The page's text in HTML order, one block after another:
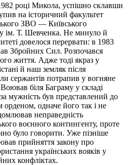
році Микола, успішно склавши
на історичний факультет
ЗВО — Київського
ім. Т. Шевченка. Не минуло й
довелося перервати: в 1983
Збройних Сил. Розпочався
життя. Адже тоді якраз у
й наш земляк після
сержантів потрапив у вогняне
біля Баграму у складі
мужність був представлений до
одначе його так і не
неправедність
воєнного контингенту, проте
було говорити. Уже пізніше
прийняття закону про
українських вояків у
конфліктах.